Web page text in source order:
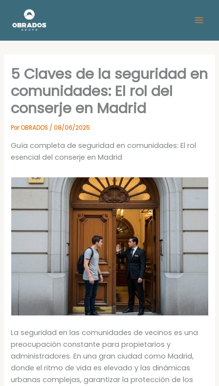
contenido
5 Claves de la seguridad en
comunidades: El rol del
conserje en Madrid
PorOBRADOS /08/06/2025
Guía completa de seguridad en comunidades: El rol
esencial del conserje en Madrid
La seguridad en las comunidades de vecinos es una
preocupación constante para propietarios y
administradores. En una gran ciudad como Madrid,
donde el ritmo de vida es elevado y las dinámicas
urbanas complejas, garantizar la protección de los